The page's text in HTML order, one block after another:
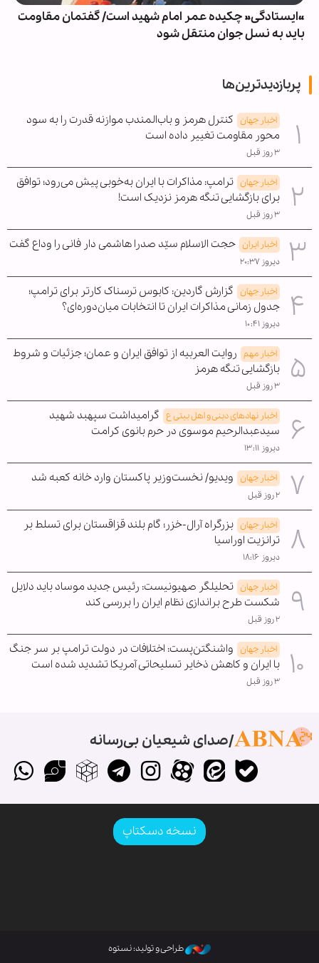
«ایستادگی» چکیده عمر امام شهید است/ گفتمان مقاومت
باید به نسل جوان منتقل شود
پربازدیدترین‌ها
اخبار جهان کنترل هرمز و باب‌المندب موازنه قدرت را به سود
محور مقاومت تغییر داده است
۳ روز قبل
اخبار جهان ترامپ: مذاکرات با ایران به‌خوبی پیش می‌رود؛ توافق
برای بازگشایی تنگه هرمز نزدیک است!
۳ روز قبل
اخبار ایران حجت الاسلام سیّد صدرا هاشمی دار فانی را وداع گفت
دیروز ۲۰:۳۷
اخبار جهان گزارش گاردین: کابوس ترسناک کارتر برای ترامپ؛
جدول زمانی مذاکرات ایران تا انتخابات میان‌دوره‌ای؟
دیروز ۱۰:۴۱
اخبار مهم روایت العربیه از توافق ایران و عمان؛ جزئیات و شروط
بازگشایی تنگه هرمز
۳ روز قبل
اخبار نهادهای دینی و اهل بیتی ع گرامیداشت سپهبد شهید
سیدعبدالرحیم موسوی در حرم بانوی کرامت
دیروز ۱۳:۱۱
اخبار جهان ویدیو/ نخست‌وزیر پاکستان وارد خانه کعبه شد
۲ روز قبل
اخبار جهان بزرگراه آرال-خزر؛ گام بلند قزاقستان برای تسلط بر
ترانزیت اوراسیا
دیروز ۱۸:۱۶
اخبار جهان تحلیلگر صهیونیست: رئیس جدید موساد باید دلایل
شکست طرح براندازی نظام ایران را بررسی کند
۲ روز قبل
اخبار جهان واشنگتن‌پست: اختلافات در دولت ترامپ بر سر جنگ
با ایران و کاهش ذخایر تسلیحاتی آمریکا تشدید شده است
۳ روز قبل
صدای شیعیان بی‌رسانه
نسخه دسکتاپ
طراحی و تولید: نستوه